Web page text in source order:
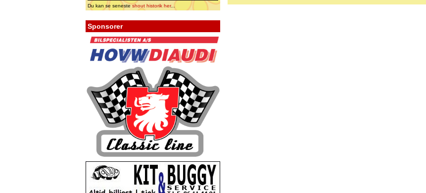
Du kan se senesteshout historik her...
Sponsorer